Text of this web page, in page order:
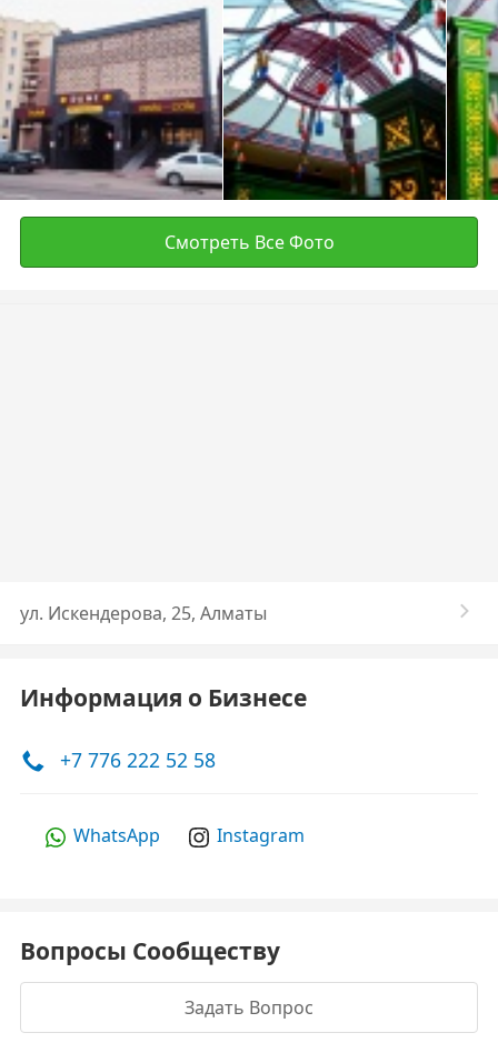
Смотреть Все Фото
​ул. Искендерова, 25, Алматы
Информация о Бизнесе
+7 776 222 52 58
WhatsApp Instagram
Вопросы Сообществу
Задать Вопрос